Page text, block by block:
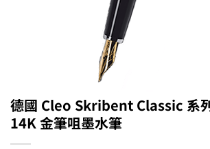
德國 Cleo Skribent Classic 系
14K 金筆咀墨水筆